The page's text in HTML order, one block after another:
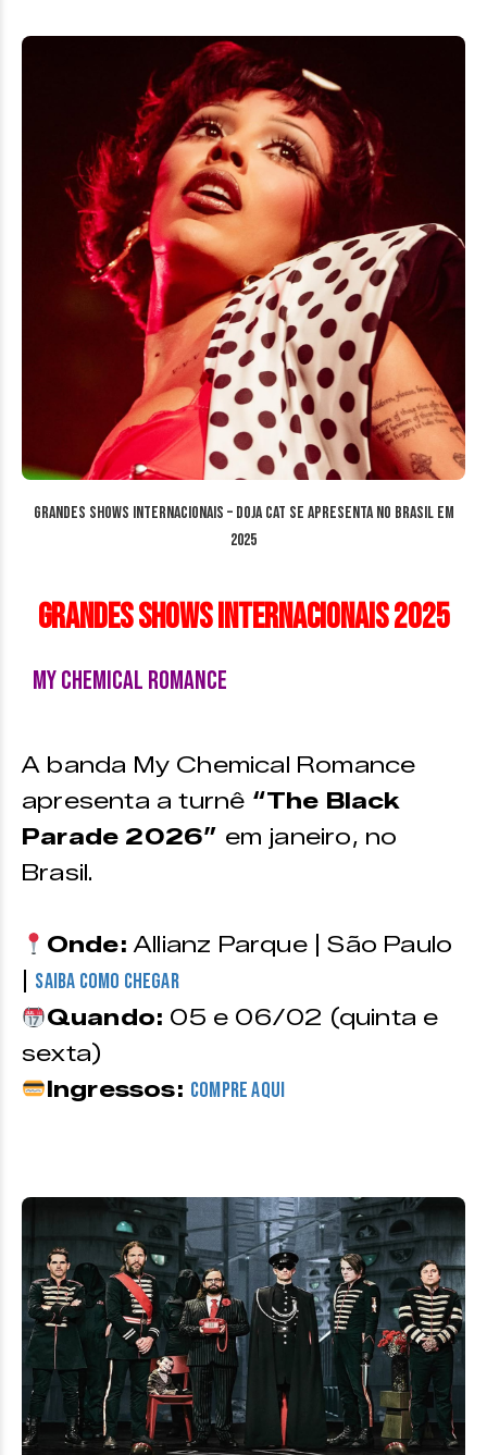
Grandes Shows Internacionais – Doja Cat se apresenta no Brasil em
2025
Grandes Shows Internacionais 2025
My Chemical Romance
A banda My Chemical Romance
apresenta a turnê “The Black
Parade 2026” em janeiro, no
Brasil.
Onde: Allianz Parque | São Paulo
Saiba como chegar
Quando: 05 e 06/02 (quinta e
sexta)
Ingressos: compre aqui